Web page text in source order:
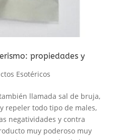
propiedades y
Esotéricos
llamada sal de bruja,
repeler todo tipo de males,
negatividades y contra
muy poderoso muy